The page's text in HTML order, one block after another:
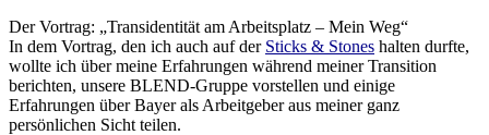
Der Vortrag: „Transidentität am Arbeitsplatz – Mein Weg“
In dem Vortrag, den ich auch auf der Sticks & Stones halten durfte,
wollte ich über meine Erfahrungen während meiner Transition
berichten, unsere BLEND-Gruppe vorstellen und einige
Erfahrungen über Bayer als Arbeitgeber aus meiner ganz
persönlichen Sicht teilen.